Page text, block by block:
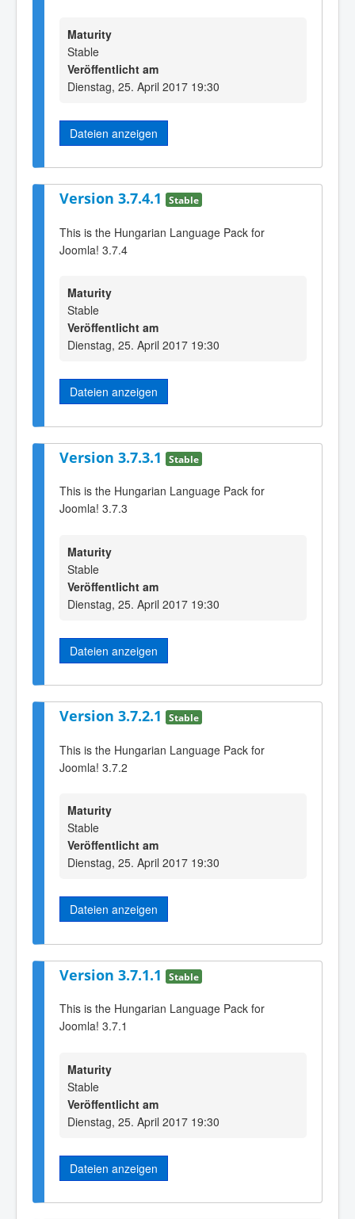
Maturity
Stable
Veröffentlicht am
Dienstag, 25. April 2017 19:30
Dateien anzeigen
Version 3.7.4.1 Stable
This is the Hungarian Language Pack for
Joomla! 3.7.4
Maturity
Stable
Veröffentlicht am
Dienstag, 25. April 2017 19:30
Dateien anzeigen
Version 3.7.3.1 Stable
This is the Hungarian Language Pack for
Joomla! 3.7.3
Maturity
Stable
Veröffentlicht am
Dienstag, 25. April 2017 19:30
Dateien anzeigen
Version 3.7.2.1 Stable
This is the Hungarian Language Pack for
Joomla! 3.7.2
Maturity
Stable
Veröffentlicht am
Dienstag, 25. April 2017 19:30
Dateien anzeigen
Version 3.7.1.1 Stable
This is the Hungarian Language Pack for
Joomla! 3.7.1
Maturity
Stable
Veröffentlicht am
Dienstag, 25. April 2017 19:30
Dateien anzeigen